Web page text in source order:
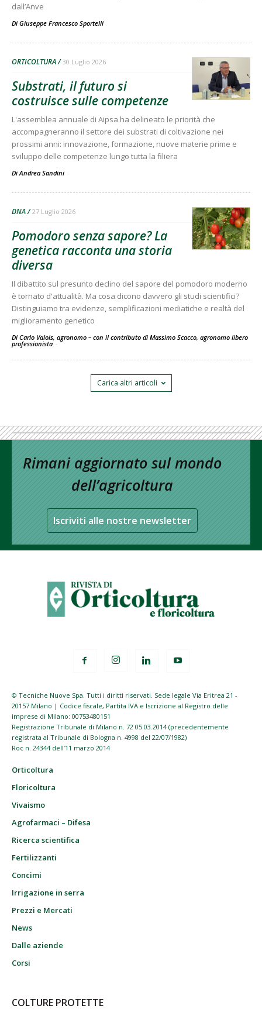
dall’Anve
Di Giuseppe Francesco Sportelli
ORTICOLTURA 30 Luglio 2026
Substrati, il futuro si
costruisce sulle competenze
L'assemblea annuale di Aipsa ha delineato le priorità che
accompagneranno il settore dei substrati di coltivazione nei
prossimi anni: innovazione, formazione, nuove materie prime e
sviluppo delle competenze lungo tutta la filiera
Di Andrea Sandini -
DNA 27 Luglio 2026
Pomodoro senza sapore? La
genetica racconta una storia
diversa
Il dibattito sul presunto declino del sapore del pomodoro moderno
è tornato d'attualità. Ma cosa dicono davvero gli studi scientifici?
Distinguiamo tra evidenze, semplificazioni mediatiche e realtà del
miglioramento genetico
Di Carlo Valois, agronomo – con il contributo di Massimo Scacco, agronomo libero
professionista -
Carica altri articoli
Rimani aggiornato sul mondo
dell’agricoltura
Iscriviti alle nostre newsletter
© Tecniche Nuove Spa. Tutti i diritti riservati. Sede legale Via Eritrea 21 -
20157 Milano | Codice fiscale, Partita IVA e Iscrizione al Registro delle
imprese di Milano: 00753480151
Registrazione Tribunale di Milano n. 72 05.03.2014 (precedentemente
registrata al Tribunale di Bologna n. 4998 del 22/07/1982)
Roc n. 24344 dell’11 marzo 2014
Orticoltura
Floricoltura
Vivaismo
Agrofarmaci – Difesa
Ricerca scientifica
Fertilizzanti
Concimi
Irrigazione in serra
Prezzi e Mercati
News
Dalle aziende
Corsi
COLTURE PROTETTE